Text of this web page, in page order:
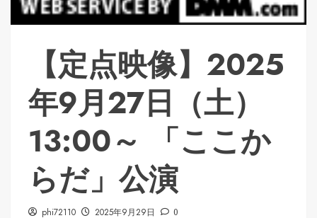
【定点映像】2025
年9月27日（土）
13:00～ 「ここか
らだ」公演
phi72110 2025年9月29日 0